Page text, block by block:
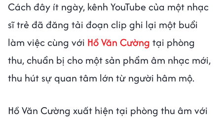
Cách đây ít ngày, kênh YouTube của một nhạc
sĩ trẻ đã đăng tải đoạn clip ghi lại một buổi
làm việc cùng với Hồ Văn Cường tại phòng
thu, chuẩn bị cho một sản phẩm âm nhạc mới,
thu hút sự quan tâm lớn từ người hâm mộ.
Hồ Văn Cường xuất hiện tại phòng thu âm với